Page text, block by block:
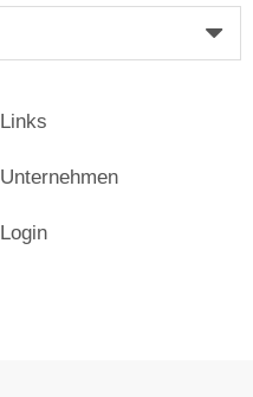
Links
Unternehmen
Login